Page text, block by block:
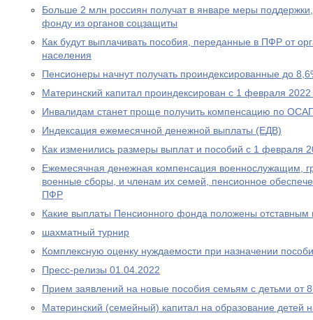
Больше 2 млн россиян получат в январе меры
фонду из органов соцзащиты
Как будут выплачивать пособия, переданные в ПФР от
населения
Пенсионеры начнут получать проиндексированные до
Материнский капитал проиндексирован с 1 февраля 2022
Инвалидам станет проще получить компенсацию по
Индексация ежемесячной денежной выплаты (ЕДВ)
Как изменились размеры выплат и пособий с 1 февраля
Ежемесячная денежная компенсация военнослужащим,
военные сборы, и членам их семей, пенсионное
ПФР
Какие выплаты Пенсионного фонда положены
шахматный турнир
Комплексную оценку нуждаемости при назначении
Пресс-релизы 01.04.2022
Прием заявлений на новые пособия семьям с детьми от
Материнский (семейный) капитал на образование детей